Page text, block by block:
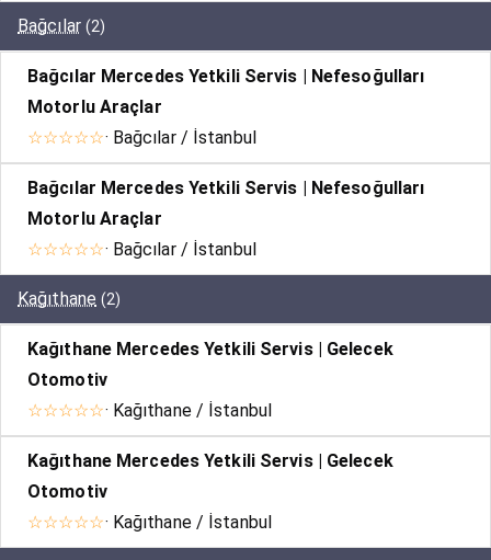
Bağcılar (2)
Bağcılar Mercedes Yetkili Servis | Nefesoğulları
Motorlu Araçlar
☆☆☆☆☆· Bağcılar / İstanbul
Bağcılar Mercedes Yetkili Servis | Nefesoğulları
Motorlu Araçlar
☆☆☆☆☆· Bağcılar / İstanbul
Kağıthane (2)
Kağıthane Mercedes Yetkili Servis | Gelecek
Otomotiv
☆☆☆☆☆· Kağıthane / İstanbul
Kağıthane Mercedes Yetkili Servis | Gelecek
Otomotiv
☆☆☆☆☆· Kağıthane / İstanbul